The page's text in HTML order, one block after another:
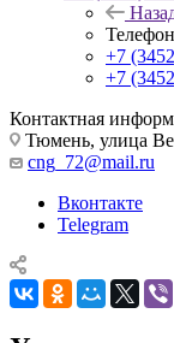
+7
+7
Контактная
Тюмень, улица
cng_72@mail.ru
Вконтакте
Telegram